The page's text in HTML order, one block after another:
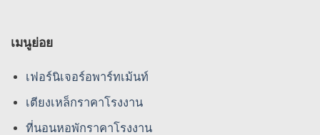
เมนูย่อย
เฟอร์นิเจอร์อพาร์ทเม้นท์
เตียงเหล็กราคาโรงงาน
ที่นอนหอพักราคาโรงงาน